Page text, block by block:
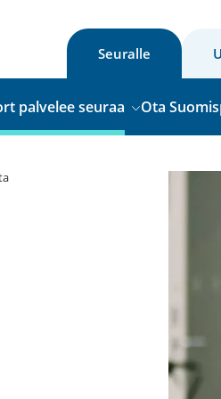
Seuralle
palvelee seuraa Ota